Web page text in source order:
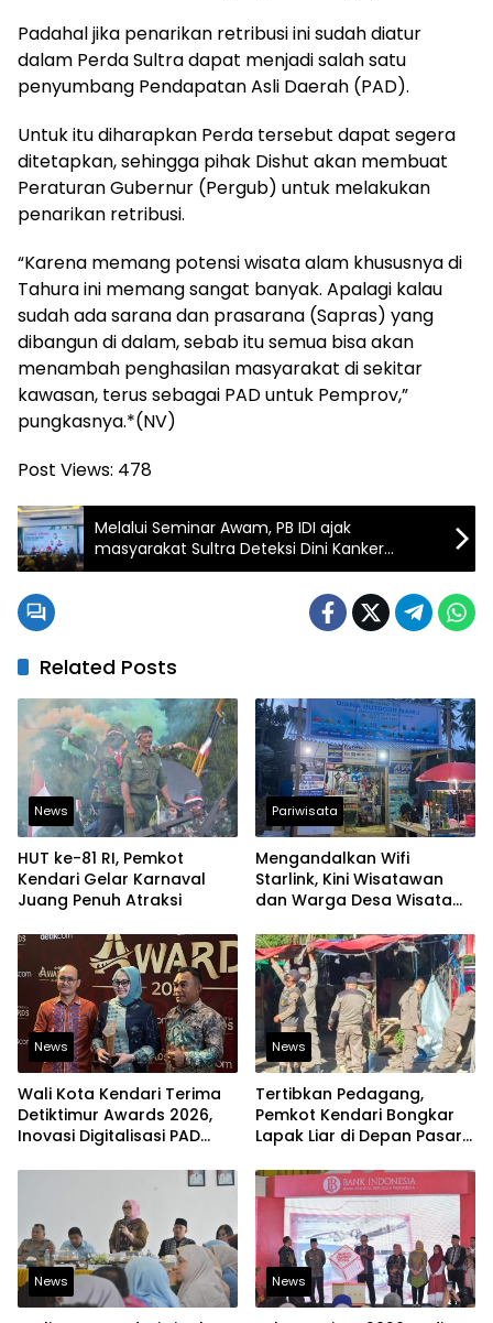
Padahal jika penarikan retribusi ini sudah diatur
dalam Perda Sultra dapat menjadi salah satu
penyumbang Pendapatan Asli Daerah (PAD).
Untuk itu diharapkan Perda tersebut dapat segera
ditetapkan, sehingga pihak Dishut akan membuat
Peraturan Gubernur (Pergub) untuk melakukan
penarikan retribusi.
“Karena memang potensi wisata alam khususnya di
Tahura ini memang sangat banyak. Apalagi kalau
sudah ada sarana dan prasarana (Sapras) yang
dibangun di dalam, sebab itu semua bisa akan
menambah penghasilan masyarakat di sekitar
kawasan, terus sebagai PAD untuk Pemprov,”
pungkasnya.*(NV)
Post Views: 478
Melalui Seminar Awam, PB IDI ajak
masyarakat Sultra Deteksi Dini Kanker
Payudara dan Serviks
Related Posts
News
HUT ke-81 RI, Pemkot
Kendari Gelar Karnaval
Juang Penuh Atraksi
Pariwisata
Mengandalkan Wifi
Starlink, Kini Wisatawan
dan Warga Desa Wisata
Mengakses Transaksi
Digital
News
Wali Kota Kendari Terima
Detiktimur Awards 2026,
Inovasi Digitalisasi PAD
News
Tertibkan Pedagang,
Pemkot Kendari Bongkar
Lapak Liar di Depan Pasar
News News